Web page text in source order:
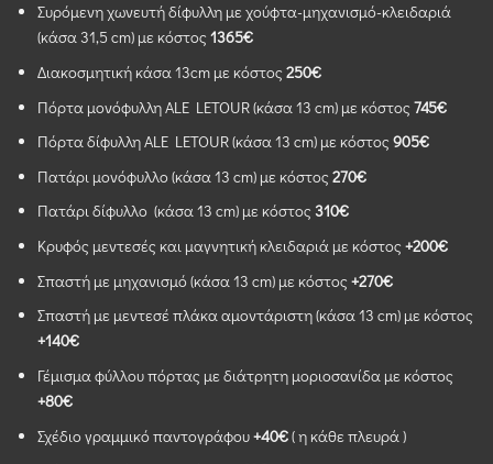
Συρόμενη χωνευτή δίφυλλη με χούφτα-μηχανισμό-κλειδαριά
(κάσα 31,5 cm) με κόστος 1365€
Διακοσμητική κάσα 13cm με κόστος 250€
Πόρτα μονόφυλλη ALE LETOUR (κάσα 13 cm) με κόστος 745€
Πόρτα δίφυλλη ALE LETOUR (κάσα 13 cm) με κόστος 905€
Πατάρι μονόφυλλο (κάσα 13 cm) με κόστος 270€
Πατάρι δίφυλλο (κάσα 13 cm) με κόστος 310€
Κρυφός μεντεσές και μαγνητική κλειδαριά με κόστος +200€
Σπαστή με μηχανισμό (κάσα 13 cm) με κόστος +270€
Σπαστή με μεντεσέ πλάκα αμοντάριστη (κάσα 13 cm) με κόστος
+140€
Γέμισμα φύλλου πόρτας με διάτρητη μοριοσανίδα με κόστος
+80€
Σχέδιο γραμμικό παντογράφου+40€( η κάθε πλευρά )